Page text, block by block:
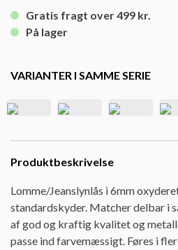
Gratis fragt over 499 kr.
På lager
VARIANTER I SAMME SERIE
Produktbeskrivelse
Lomme/Jeanslynlås i 6mm
standardskyder. Matcher delbar i
af god og kraftig kvalitet og
passe ind farvemæssigt. Føres i